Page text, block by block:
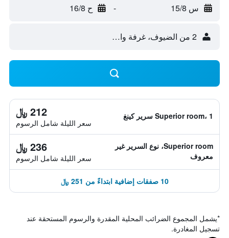
س 15/8 - ح 16/8
2 من الضيوف، غرفة واحدة
Superior room، 1 سرير كينغ 212 ﷼
سعر الليلة شامل الرسوم
Superior room، نوع السرير غير
معروف
236 ﷼
سعر الليلة شامل الرسوم
10 صفقات إضافية ابتداءً من 251 ﷼
*يشمل المجموع الضرائب المحلية المقدرة والرسوم المستحقة عند
تسجيل المغادرة.